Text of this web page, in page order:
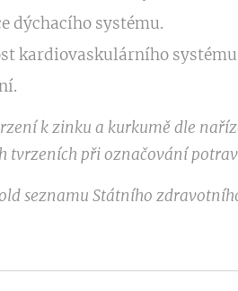
dýchacího systému.
kardiovaskulárního
k zinku a kurkumě dle
tvrzeních při označování
seznamu Státního